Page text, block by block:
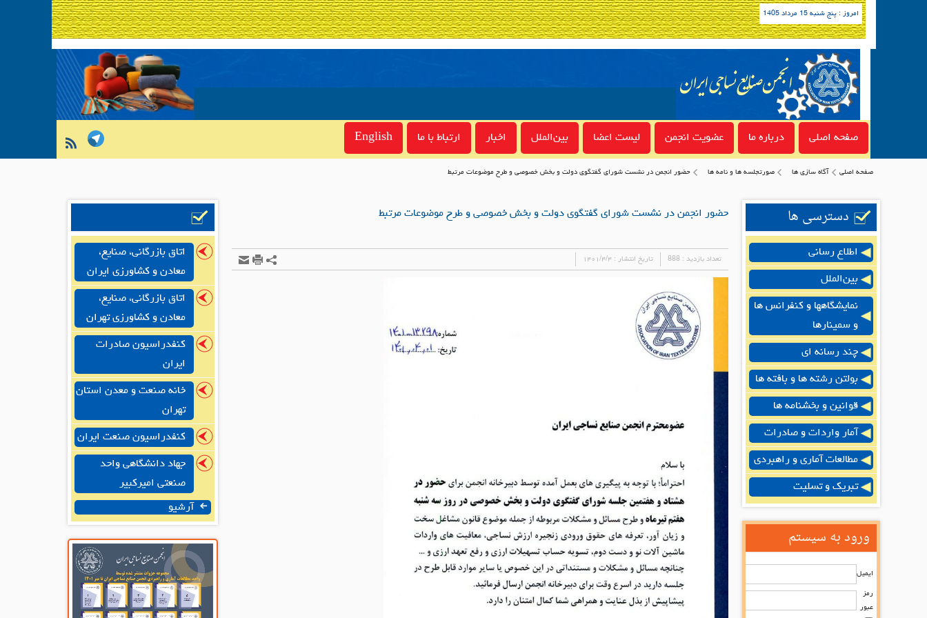
امروز : پنج شنبه 15 مرداد 1405
صفحه اصلی درباره ما عضویت انجمن لیست اعضا بین‌الملل اخبار ارتباط با ما English
صفحه اصلی آگاه سازی ها صورتجلسه ها و نامه ها حضور انجمن در نشست شورای گفتگوی دولت و بخش خصوصی و طرح موضوعات مرتبط
دسترسی ها
اطلاع رسانی
بین‌الملل
نمایشگاهها و کنفرانس ها
و سمینارها
چند رسانه ای
بولتن رشته ها و بافته ها
قوانین و بخشنامه ها
آمار واردات و صادرات
مطالعات آماری و راهبردی
تبریک و تسلیت
ورود به سیستم
ایمیل
رمز
عبور
حضور انجمن در نشست شورای گفتگوی دولت و بخش خصوصی و طرح موضوعات مرتبط
تعداد بازدید : 888 تاریخ انتشار : ۱۴۰۱/۴/۴
اتاق بازرگانی، صنایع،
معادن و کشاورزی ایران
اتاق بازرگانی، صنایع،
معادن و کشاورزی تهران
کنفدراسیون صادرات
ایران
خانه صنعت و معدن استان
تهران
کنفدراسیون صنعت ایران
جهاد دانشگاهی واحد
صنعتی امیرکبیر
آرشیو